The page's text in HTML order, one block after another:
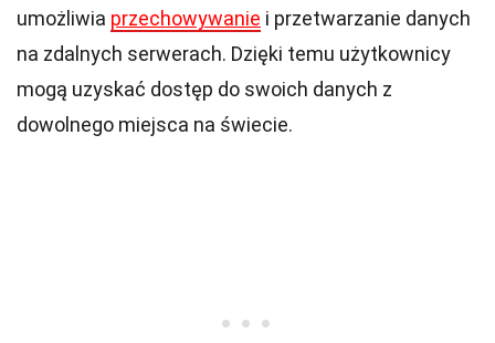
umożliwia przechowywanie i przetwarzanie danych
na zdalnych serwerach. Dzięki temu użytkownicy
mogą uzyskać dostęp do swoich danych z
dowolnego miejsca na świecie.